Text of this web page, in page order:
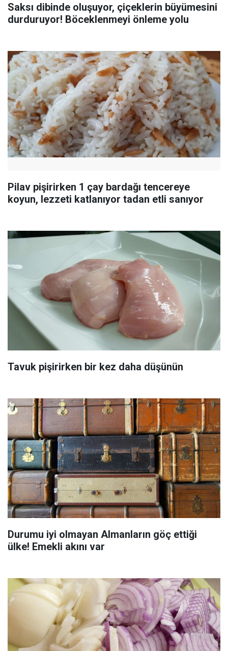
Saksı dibinde oluşuyor, çiçeklerin büyümesini
durduruyor! Böceklenmeyi önleme yolu
Pilav pişirirken 1 çay bardağı tencereye
koyun, lezzeti katlanıyor tadan etli sanıyor
Tavuk pişirirken bir kez daha düşünün
Durumu iyi olmayan Almanların göç ettiği
ülke! Emekli akını var